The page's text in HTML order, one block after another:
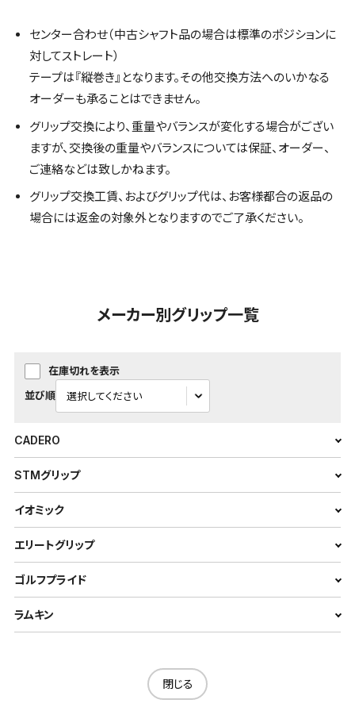
センター合わせ（中古シャフト品の場合は標準のポジションに
対してストレート）
テープは『縦巻き』となります。その他交換方法へのいかなる
オーダーも承ることはできません。
グリップ交換により、重量やバランスが変化する場合がござい
ますが、交換後の重量やバランスについては保証、オーダー、
ご連絡などは致しかねます。
グリップ交換工賃、およびグリップ代は、お客様都合の返品の
場合には返金の対象外となりますのでご了承ください。
メーカー別グリップ一覧
在庫切れを表示
並び順
CADERO
STMグリップ
イオミック
エリートグリップ
ゴルフプライド
ラムキン
閉じる